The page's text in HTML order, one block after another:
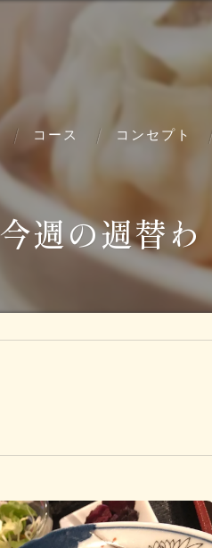
コース コンセプト
今週の週替